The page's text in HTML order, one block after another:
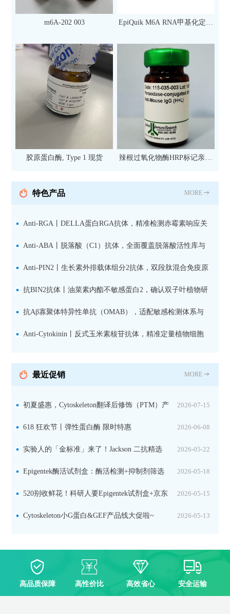
m6A-202 003
EpiQuik M6A RNA甲基化定量
次）
胶原蛋白酶, Type 1 现货
辣根过氧化物酶HRP标记亲和
抗 现货
特色产品 MORE
Anti-RGA丨DELLA蛋白RGA抗体，精准检测赤霉素响应关
键抑制因子
Anti-ABA丨脱落酸（C1）抗体，全面覆盖脱落酸活性库与
储存库
Anti-PIN2丨生长素外排载体组分2抗体，双段肽混合免疫原
设计方案
抗BIN2抗体丨油菜素内酯不敏感蛋白2，确认双子叶植物研
究数据特异性
抗Aβ寡聚体特异性单抗（OMAB），适配敏感检测体系与
活细胞实验
Anti-Cytokinin丨反式玉米素核苷抗体，精准定量植物细胞
最近促销 MORE
2026-07-15
初夏盛惠，Cytoskeleton翻译后修饰（PTM）产
品线放价啦！ 2026-06-08
618 狂欢节丨弹性蛋白酶 限时特惠
2026-05-22
实验人的「金标准」来了！Jackson 二抗精选
限时一口价，手慢无！ 2026-05-18
Epigentek酶活试剂盒：酶活检测+抑制剂筛选
双赋能，下单即赠京东卡 2026-05-15
520别收鲜花！科研人要Epigentek试剂盒+京东
卡！ 2026-05-13
Cytoskeleton小G蛋白&GEF产品线大促啦~
高品质保障 高性价比 高效省心 安全运输